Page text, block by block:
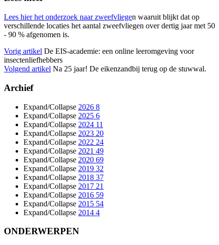
Lees hier het onderzoek naar zweefvliegen waaruit blijkt dat op
verschillende locaties het aantal zweefvliegen over dertig jaar met 50
- 90 % afgenomen is.
Vorig artikel De EIS-academie: een online leeromgeving voor
insectenliefhebbers
Volgend artikel Na 25 jaar! De eikenzandbij terug op de stuwwal.
Archief
Expand/Collapse 2026 8
Expand/Collapse 2025 6
Expand/Collapse 2024 11
Expand/Collapse 2023 20
Expand/Collapse 2022 24
Expand/Collapse 2021 49
Expand/Collapse 2020 69
Expand/Collapse 2019 32
Expand/Collapse 2018 37
Expand/Collapse 2017 21
Expand/Collapse 2016 59
Expand/Collapse 2015 54
Expand/Collapse 2014 4
ONDERWERPEN